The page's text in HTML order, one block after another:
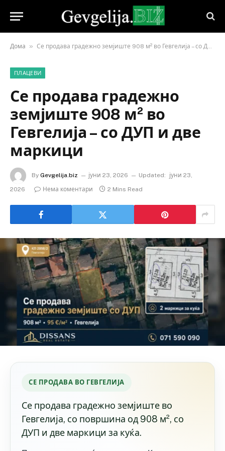
Дома » Се продава градежно земјиште 908 м² во Гевгелија – со ДУП и две маркици
ПЛАЦЕВИ
Се продава градежно
земјиште 908 м² во
Гевгелија – со ДУП и две
маркици
By Gevgelija.biz јуни 23, 2026 Updated:
јуни 23,
2026
Нема коментари 2 Mins Read
СЕ ПРОДАВА ВО ГЕВГЕЛИЈА
Се продава градежно земјиште во
Гевгелија, со површина од 908 м², со
ДУП и две маркици за куќа.